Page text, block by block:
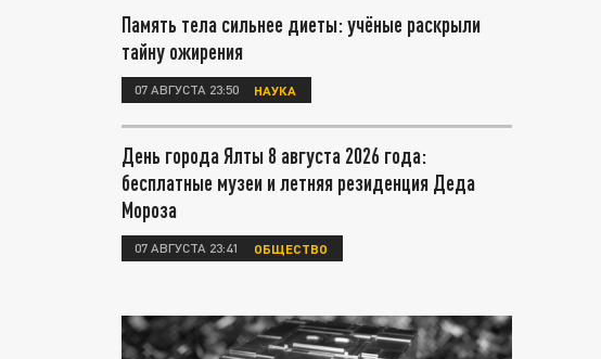
Память тела сильнее диеты: учёные раскрыли
тайну ожирения
07 АВГУСТА 23:50 НАУКА
День города Ялты 8 августа 2026 года:
бесплатные музеи и летняя резиденция Деда
Мороза
07 АВГУСТА 23:41 ОБЩЕСТВО